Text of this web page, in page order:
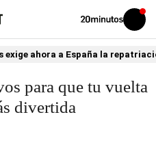
Volver
Iniciar
sesión
exige ahora a España la
para que tu vuelta
divertida